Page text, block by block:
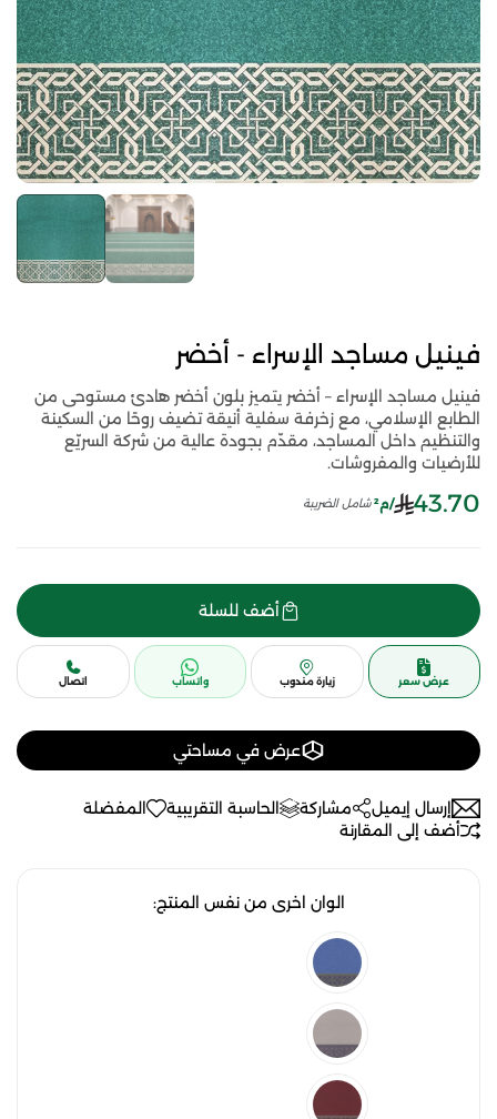
فينيل مساجد الإسراء - أخضر
فينيل مساجد الإسراء – أخضر يتميز بلون أخضر هادئ مستوحى من
الطابع الإسلامي، مع زخرفة سفلية أنيقة تضيف روحًا من السكينة
والتنظيم داخل المساجد، مقدّم بجودة عالية من شركة السريّع
للأرضيات والمفروشات.
43.70 /م² شامل الضريبة
أضف للسلة
عرض سعر زيارة مندوب واتساب اتصال
عرض في مساحتي
إرسال إيميل مشاركة الحاسبة التقريبية
المفضلة
أضف إلى المقارنة
الوان اخرى من نفس المنتج: